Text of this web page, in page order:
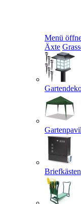
Menü
Äxte
Briefkästen